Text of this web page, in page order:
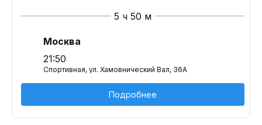
5 ч 50 м
Москва
21:50
Спортивная, ул. Хамовнический Вал, 36А
Подробнее